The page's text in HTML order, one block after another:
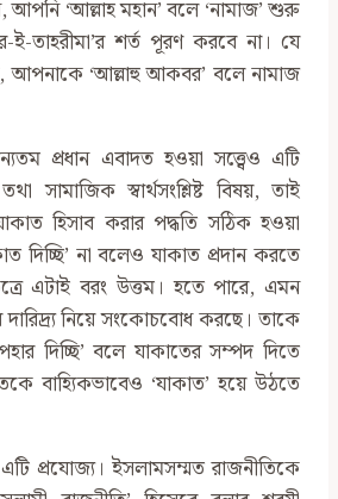
‘আল্লাহ মহান’ বলে ‘নামাজ’ শুরু
ই-তাহরীমা’র শর্ত পূরণ করবে না। যে
আপনাকে ‘আল্লাহু আকবর’ বলে নামাজ
প্রধান এবাদত হওয়া সত্ত্বেও এটি
সামাজিক স্বার্থসংশ্লিষ্ট বিষয়, তাই
হিসাব করার পদ্ধতি সঠিক হওয়া
দিচ্ছি’ না বলেও যাকাত প্রদান করতে
এটাই বরং উত্তম। হতে পারে, এমন
নিয়ে সংকোচবোধ করছে। তাকে
দিচ্ছি’ বলে যাকাতের সম্পদ দিতে
বাহ্যিকভাবেও ‘যাকাত’ হয়ে উঠতে
এটি প্রযোজ্য। ইসলামসম্মত রাজনীতিকে